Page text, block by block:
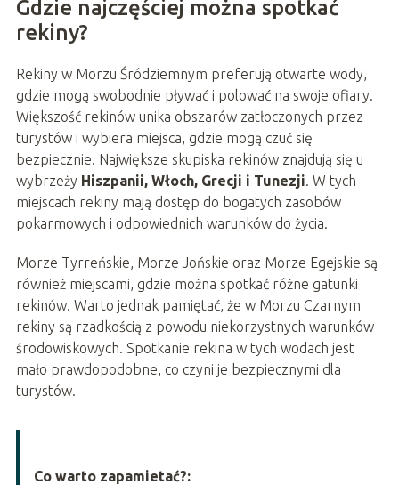
Gdzie najczęściej można spotkać
rekiny?
Rekiny w Morzu Śródziemnym preferują otwarte wody,
gdzie mogą swobodnie pływać i polować na swoje ofiary.
Większość rekinów unika obszarów zatłoczonych przez
turystów i wybiera miejsca, gdzie mogą czuć się
bezpiecznie. Największe skupiska rekinów znajdują się u
wybrzeży Hiszpanii, Włoch, Grecji i Tunezji. W tych
miejscach rekiny mają dostęp do bogatych zasobów
pokarmowych i odpowiednich warunków do życia.
Morze Tyrreńskie, Morze Jońskie oraz Morze Egejskie są
również miejscami, gdzie można spotkać różne gatunki
rekinów. Warto jednak pamiętać, że w Morzu Czarnym
rekiny są rzadkością z powodu niekorzystnych warunków
środowiskowych. Spotkanie rekina w tych wodach jest
mało prawdopodobne, co czyni je bezpiecznymi dla
turystów.
Co warto zapamietać?: